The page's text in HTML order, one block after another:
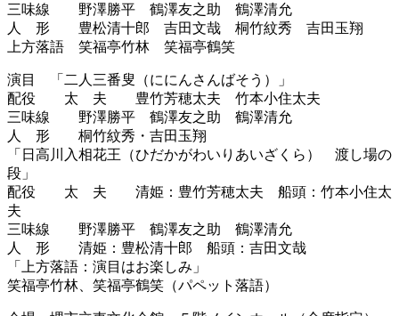
三味線 野澤勝平 鶴澤友之助 鶴澤清允
人 形 豊松清十郎 吉田文哉 桐竹紋秀 吉田玉翔
上方落語 笑福亭竹林 笑福亭鶴笑
演目 「二人三番叟（ににんさんばそう）」
配役 太 夫 豊竹芳穂太夫 竹本小住太夫
三味線 野澤勝平 鶴澤友之助 鶴澤清允
人 形 桐竹紋秀・吉田玉翔
「日高川入相花王（ひだかがわいりあいざくら） 渡し場の
段」
配役 太 夫 清姫：豊竹芳穂太夫 船頭：竹本小住太
夫
三味線 野澤勝平 鶴澤友之助 鶴澤清允
人 形 清姫：豊松清十郎 船頭：吉田文哉
「上方落語：演目はお楽しみ」
笑福亭竹林、笑福亭鶴笑（パペット落語）